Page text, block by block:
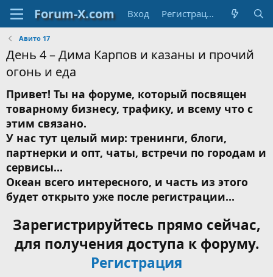
Вход Регистрация
Авито 17
День 4 – Дима Карпов и казаны и прочий
огонь и еда
Привет! Ты на форуме, который посвящен
товарному бизнесу, трафику, и всему что с
этим связано.
У нас тут целый мир: тренинги, блоги,
партнерки и опт, чаты, встречи по городам и
сервисы...
Океан всего интересного, и часть из этого
будет открыто уже после регистрации...
Зарегистрируйтесь прямо сейчас,
для получения доступа к форуму.
Регистрация